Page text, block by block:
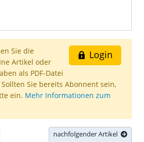
Login
Sie die
Artikel oder
als PDF-Datei
Sie bereits Abonnent sein,
ein. Mehr Informationen zum
nachfolgender Artikel